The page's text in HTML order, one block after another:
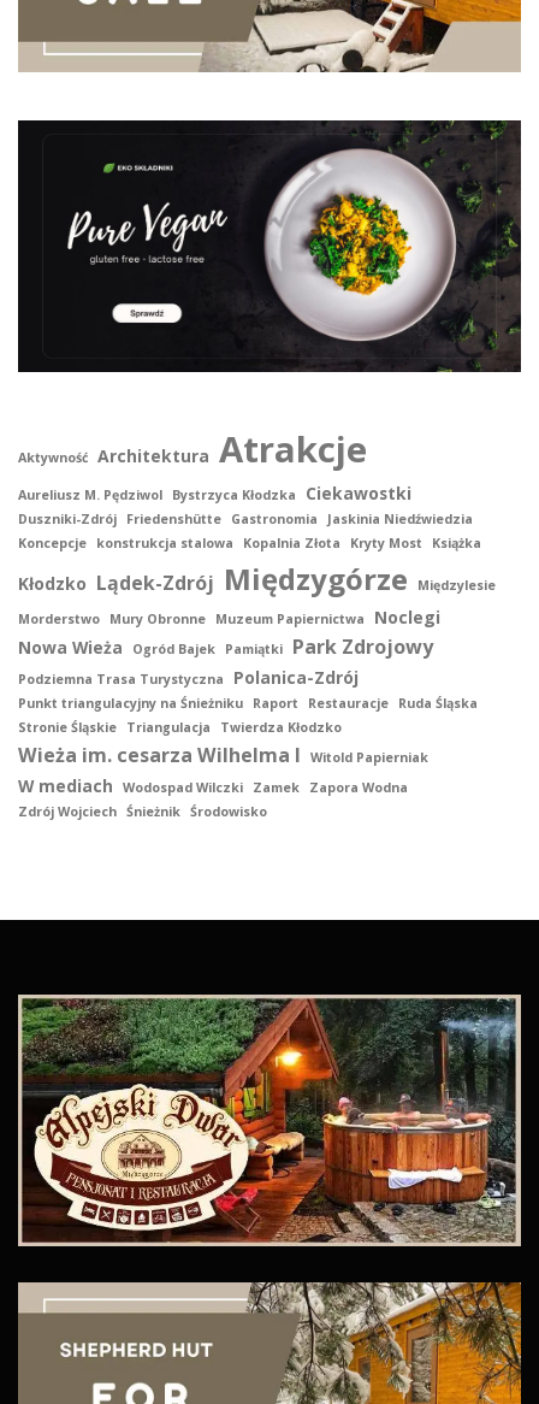
Aktywność Architektura Atrakcje
Aureliusz M. Pędziwol Bystrzyca Kłodzka Ciekawostki
Duszniki-Zdrój Friedenshütte Gastronomia
Jaskinia Niedźwiedzia
Koncepcje
konstrukcja stalowa Kopalnia Złota Kryty Most Książka
Kłodzko Lądek-Zdrój Międzygórze
Międzylesie
Morderstwo
Mury Obronne Muzeum Papiernictwa
Noclegi
Nowa Wieża
Ogród Bajek Pamiątki Park Zdrojowy
Podziemna Trasa Turystyczna Polanica-Zdrój
Punkt triangulacyjny na Śnieżniku Raport Restauracje
Ruda Śląska
Stronie Śląskie
Triangulacja Twierdza Kłodzko
Wieża im. cesarza Wilhelma I Witold Papierniak
W mediach Wodospad Wilczki Zamek
Zapora Wodna
Zdrój Wojciech Śnieżnik Środowisko